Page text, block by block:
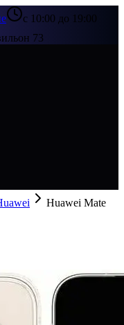
с 10:00 до 19:00
73
Huawei Mate